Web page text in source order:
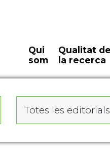
Qui
som
Qualitat de
la recerca
Totes les editorials